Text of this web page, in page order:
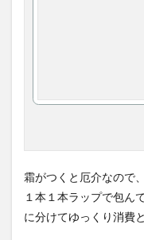
霜がつくと厄介なので
１本１本ラップで包ん
に分けてゆっくり消費